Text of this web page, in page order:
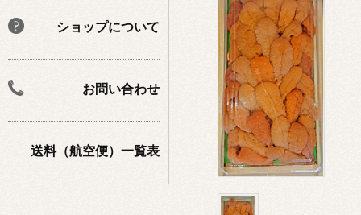
ショップについて
お問い合わせ
送料（航空便）一覧表